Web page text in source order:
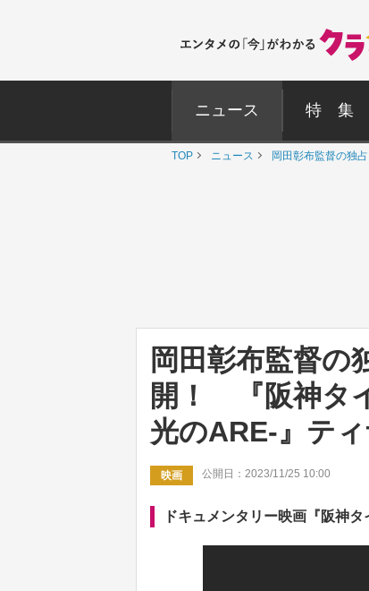
ニュース 特 集
TOP ニュース 岡田彰布監督の独
岡田彰布監督の
開！ 『阪神タ
光のARE‐』テ
映画 公開日：2023/11/25 10:00
ドキュメンタリー映画『阪神